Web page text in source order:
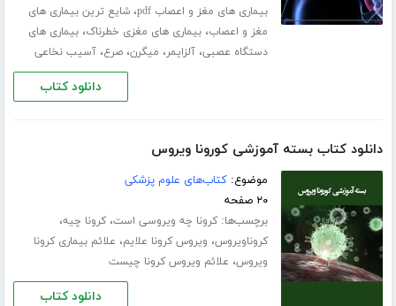
بیماری های مغز و اعصاب pdf ،شایع ترین بیماری های
مغز و اعصاب،بیماری های مغزی خطرناک،بیماری های
دستگاه عصبی،آلزایمر، میگرن،صرع،آسیب نخاعی
دانلود کتاب
دانلود کتاب بسته آموزشی کورونا ویروس
موضوع:کتاب‌های علوم پزشکی
۲۰ صفحه
برچسب‌ها:کرونا چه ویروسی است،کرونا چیه،
کروناویروس، ویروس کرونا علایم، علائم بیماری کرونا
ویروس، علائم ویروس کرونا چیست
دانلود کتاب